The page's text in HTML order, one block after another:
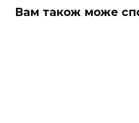
Вам також може